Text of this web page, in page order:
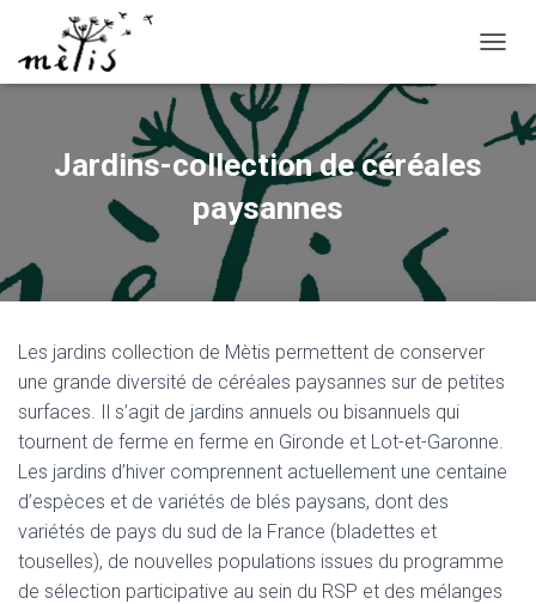
Jardins-collection de céréales
paysannes
Les jardins collection de Mètis permettent de conserver
une grande diversité de céréales paysannes sur de petites
surfaces. Il s’agit de jardins annuels ou bisannuels qui
tournent de ferme en ferme en Gironde et Lot-et-Garonne.
Les jardins d’hiver comprennent actuellement une centaine
d’espèces et de variétés de blés paysans, dont des
variétés de pays du sud de la France (bladettes et
touselles), de nouvelles populations issues du programme
de sélection participative au sein du RSP et des mélanges